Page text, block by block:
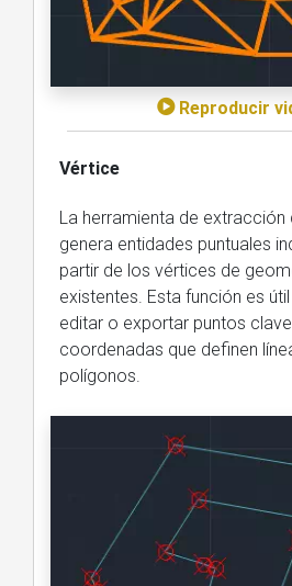
Reproducir
Vértice
La herramienta de extracción
genera entidades puntuales
partir de los vértices de
existentes. Esta función es
editar o exportar puntos
coordenadas que definen
polígonos.